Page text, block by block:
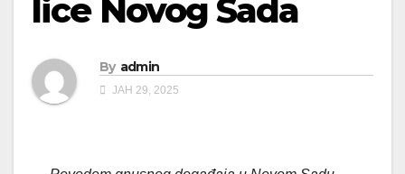
lice Novog Sada
By admin
ЈАН 29, 2025